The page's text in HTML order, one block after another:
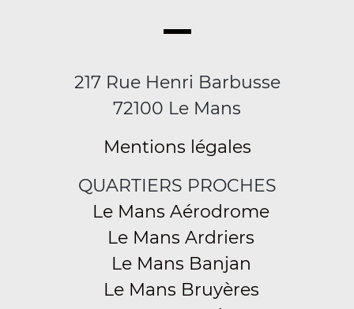
217 Rue Henri Barbusse
72100 Le Mans
Mentions légales
QUARTIERS PROCHES
Le Mans Aérodrome
Le Mans Ardriers
Le Mans Banjan
Le Mans Bruyères